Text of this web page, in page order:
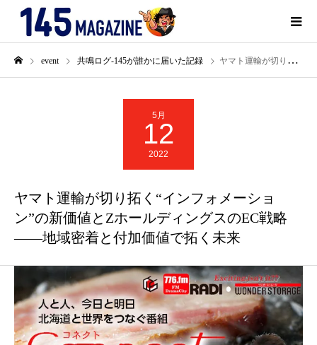
event 共鳴ログ-145が誰かに届いた記録 ヤマト運輸が切り拓く“インフォメーション”の新価値とZホールディングスのEC戦略――地域密着と付加価値で拓く未来
5月
12
2022
ヤマト運輸が切り拓く“インフォメーショ
ン”の新価値とZホールディングスのEC戦略
――地域密着と付加価値で拓く未来